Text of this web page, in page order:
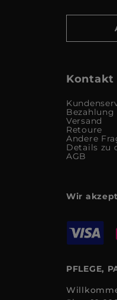
Kontakt
Bezahlung
Versand
Retoure
Andere
Details zu
AGB
Wir
PFLEGE,